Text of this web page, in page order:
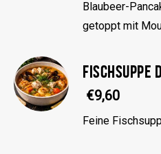
Blaubeer-
getoppt mit
FISCHSUPPE
€9,60
Feine